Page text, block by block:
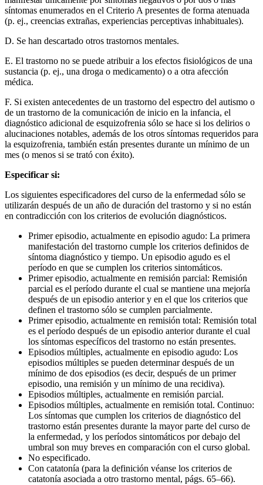
síntomas enumerados en el Criterio A presentes de forma atenuada
(p. ej., creencias extrañas, experiencias perceptivas inhabituales).
D. Se han descartado otros trastornos mentales.
E. El trastorno no se puede atribuir a los efectos fisiológicos de una
sustancia (p. ej., una droga o medicamento) o a otra afección
médica.
F. Si existen antecedentes de un trastorno del espectro del autismo o
de un trastorno de la comunicación de inicio en la infancia, el
diagnóstico adicional de esquizofrenia sólo se hace si los delirios o
alucinaciones notables, además de los otros síntomas requeridos para
la esquizofrenia, también están presentes durante un mínimo de un
mes (o menos si se trató con éxito).
Especificar si:
Los siguientes especificadores del curso de la enfermedad sólo se
utilizarán después de un año de duración del trastorno y si no están
en contradicción con los criterios de evolución diagnósticos.
Primer episodio, actualmente en episodio agudo: La primera
manifestación del trastorno cumple los criterios definidos de
síntoma diagnóstico y tiempo. Un episodio agudo es el
período en que se cumplen los criterios sintomáticos.
Primer episodio, actualmente en remisión parcial: Remisión
parcial es el período durante el cual se mantiene una mejoría
después de un episodio anterior y en el que los criterios que
definen el trastorno sólo se cumplen parcialmente.
Primer episodio, actualmente en remisión total: Remisión total
es el período después de un episodio anterior durante el cual
los síntomas específicos del trastorno no están presentes.
Episodios múltiples, actualmente en episodio agudo: Los
episodios múltiples se pueden determinar después de un
mínimo de dos episodios (es decir, después de un primer
episodio, una remisión y un mínimo de una recidiva).
Episodios múltiples, actualmente en remisión parcial.
Episodios múltiples, actualmente en remisión total. Continuo:
Los síntomas que cumplen los criterios de diagnóstico del
trastorno están presentes durante la mayor parte del curso de
la enfermedad, y los períodos sintomáticos por debajo del
umbral son muy breves en comparación con el curso global.
No especificado.
Con catatonía (para la definición véanse los criterios de
catatonía asociada a otro trastorno mental, págs. 65–66).